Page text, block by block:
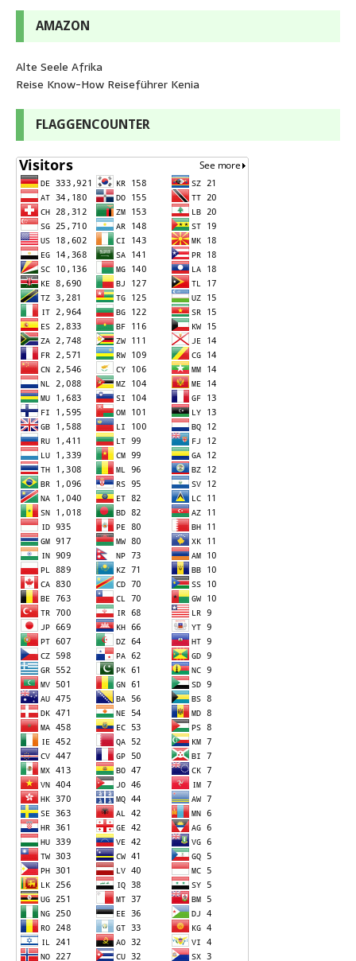
AMAZON
Alte Seele Afrika
Reise Know-How Reiseführer Kenia
FLAGGENCOUNTER